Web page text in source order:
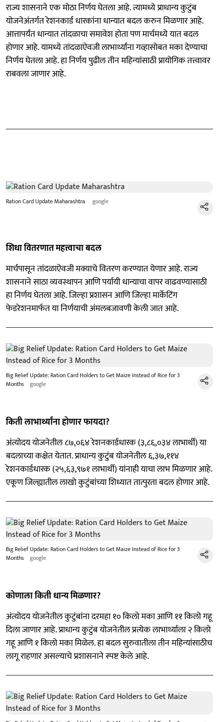
राज्य शासनाने एक मोठा निर्णय घेतला आहे. त्यामध्ये प्राधान्य कुटुंब
योजनेअंतर्गत रेशनकार्ड धारकांना धान्यात बदल करुन मिळणार आहे.
आत्तापर्यंत धान्यात तांदळाचा समावेश होता पण मार्चमध्ये यात बदल
होणार आहे. यामध्ये तांदळाऐवजी लाभार्थ्यांना गव्हासोबत मका देण्याचा
निर्णय घेतला आहे. हा निर्णय पुढील तीन महिन्यांसाठी प्रायोगिक तत्त्वावर
राबवला जाणार आहे.
Ration Card Update Maharashtra google
शिधा वितरणात महत्त्वाचा बदल
मार्चपासून तांदळाऐवजी मक्याचे वितरण करण्यात येणार आहे. राज्य
शासनाने साठा व्यवस्थापन आणि पर्यायी धान्याचा वापर वाढवण्यासाठी
हा निर्णय घेतला आहे. जिल्हा प्रशासन आणि जिल्हा मार्केटिंग
फेडरेशनमार्फत या निर्णयाची अंमलबजावणी केली जात आहे.
Big Relief Update: Ration Card Holders to Get Maize Instead of Rice for 3
Months google
किती लाभार्थ्यांना होणार फायदा?
अंत्योदय योजनेतील ८७,०६४ रेशनकार्डधारक (३,८६,०३४ लाभार्थी) या
बदलाच्या कक्षेत येतात. प्राधान्य कुटुंब योजनेतील ६,३७,११४
रेशनकार्डधारक (२५,६३,९७१ लाभार्थी) यांनाही याचा लाभ मिळणार आहे.
एकूण जिल्ह्यातील लाखो कुटुंबांच्या शिध्यात तात्पुरता बदल होणार आहे.
Big Relief Update: Ration Card Holders to Get Maize Instead of Rice for 3
Months google
कोणाला किती धान्य मिळणार?
अंत्योदय योजनेतील कुटुंबांना दरमहा १० किलो मका आणि ११ किलो गहू
दिला जाणार आहे. प्राधान्य कुटुंब योजनेतील प्रत्येक लाभार्थ्याला २ किलो
गहू आणि १ किलो मका मिळेल. हा बदल सुरुवातीला तीन महिन्यांसाठीच
लागू राहणार असल्याचे प्रशासनाने स्पष्ट केले आहे.